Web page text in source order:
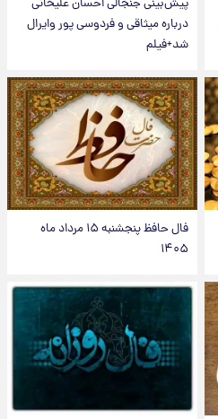
پیش‌بینی جنجالی احسان علیخانی
درباره میثاقی و فردوسی پور وایرال
شد+فیلم
فال حافظ پنجشنبه ۱۵ مرداد ماه
۱۴۰۵